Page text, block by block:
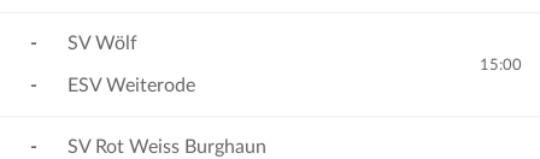
-
-
SV Wölf
ESV Weiterode
15:00
- SV Rot Weiss Burghaun